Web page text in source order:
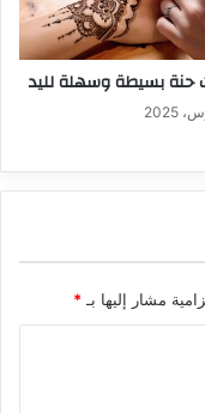
بسيطة وسهلة لليد
مشار إليها بـ*